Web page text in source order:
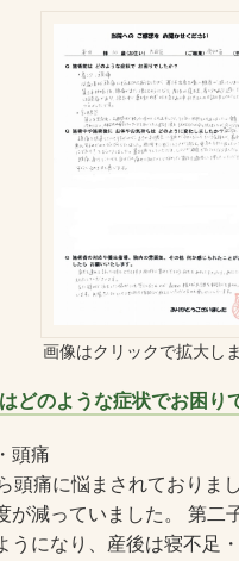
画像はクリックで拡大しま
どのような症状でお困り
頭痛
頭痛に悩まされておりま
が減っていました。 第二
うになり、産後は寝不足